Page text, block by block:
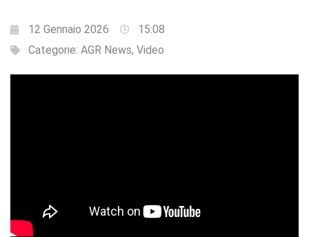
12 Gennaio 2026
15:08
Categorie: AGR News, Video